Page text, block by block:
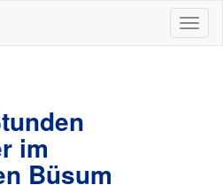
ein-/
im
Büsum